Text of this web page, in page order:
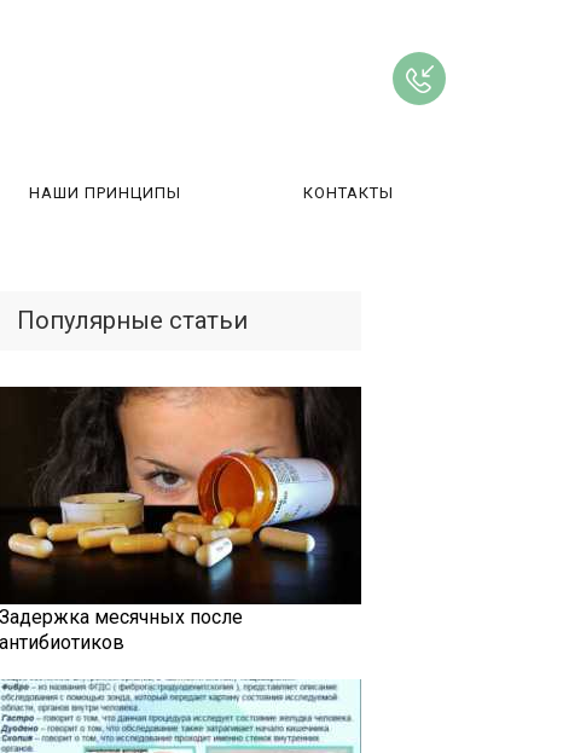
НАШИ ПРИНЦИПЫ КОНТАКТЫ
Популярные статьи
Задержка месячных после
антибиотиков